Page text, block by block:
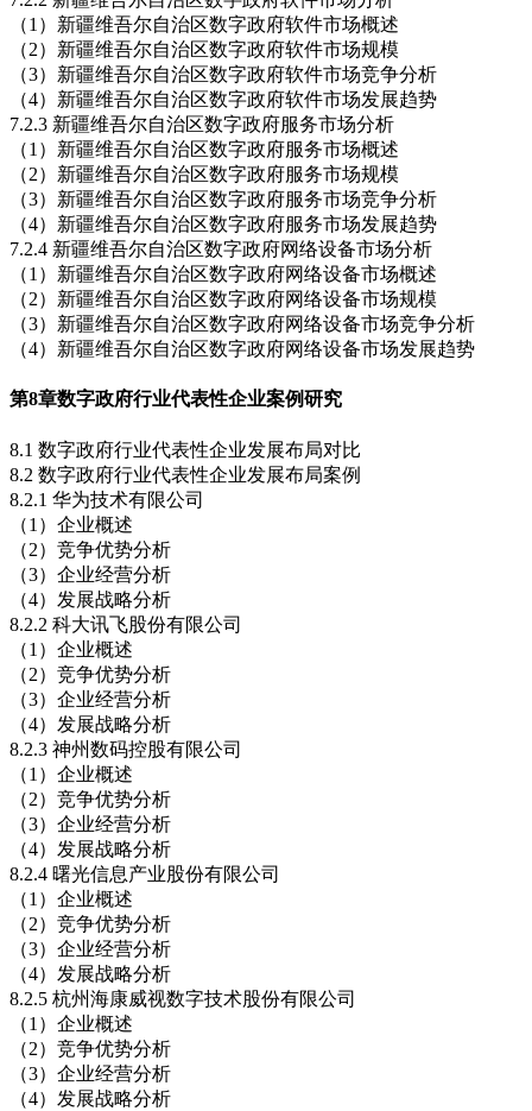
（1）新疆维吾尔自治区数字政府软件市场概述
（2）新疆维吾尔自治区数字政府软件市场规模
（3）新疆维吾尔自治区数字政府软件市场竞争分析
（4）新疆维吾尔自治区数字政府软件市场发展趋势
7.2.3 新疆维吾尔自治区数字政府服务市场分析
（1）新疆维吾尔自治区数字政府服务市场概述
（2）新疆维吾尔自治区数字政府服务市场规模
（3）新疆维吾尔自治区数字政府服务市场竞争分析
（4）新疆维吾尔自治区数字政府服务市场发展趋势
7.2.4 新疆维吾尔自治区数字政府网络设备市场分析
（1）新疆维吾尔自治区数字政府网络设备市场概述
（2）新疆维吾尔自治区数字政府网络设备市场规模
（3）新疆维吾尔自治区数字政府网络设备市场竞争分析
（4）新疆维吾尔自治区数字政府网络设备市场发展趋势
第8章数字政府行业代表性企业案例研究
8.1 数字政府行业代表性企业发展布局对比
8.2 数字政府行业代表性企业发展布局案例
8.2.1 华为技术有限公司
（1）企业概述
（2）竞争优势分析
（3）企业经营分析
（4）发展战略分析
8.2.2 科大讯飞股份有限公司
（1）企业概述
（2）竞争优势分析
（3）企业经营分析
（4）发展战略分析
8.2.3 神州数码控股有限公司
（1）企业概述
（2）竞争优势分析
（3）企业经营分析
（4）发展战略分析
8.2.4 曙光信息产业股份有限公司
（1）企业概述
（2）竞争优势分析
（3）企业经营分析
（4）发展战略分析
8.2.5 杭州海康威视数字技术股份有限公司
（1）企业概述
（2）竞争优势分析
（3）企业经营分析
（4）发展战略分析